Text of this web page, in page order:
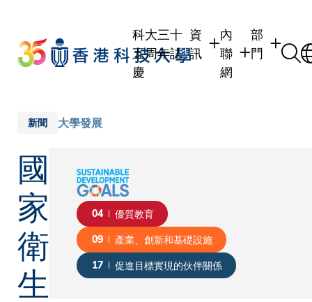
main
content
科大三十
五周年誌
慶
資
訊
內
聯
網
部
門
新聞 大學發展
國
家
衛
生
04 優質教育
09 產業、創新和基礎設施
17 促進目標實現的伙伴關係